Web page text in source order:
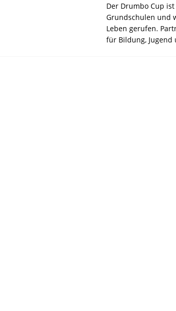
Der Drumbo Cup
Grundschulen und
Leben gerufen.
für Bildung,